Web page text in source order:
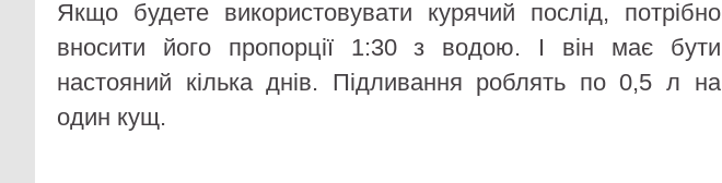
Якщо будете використовувати курячий послід, потрібно
вносити його пропорції 1:30 з водою. І він має бути
настояний кілька днів. Підливання роблять по 0,5 л на
один кущ.